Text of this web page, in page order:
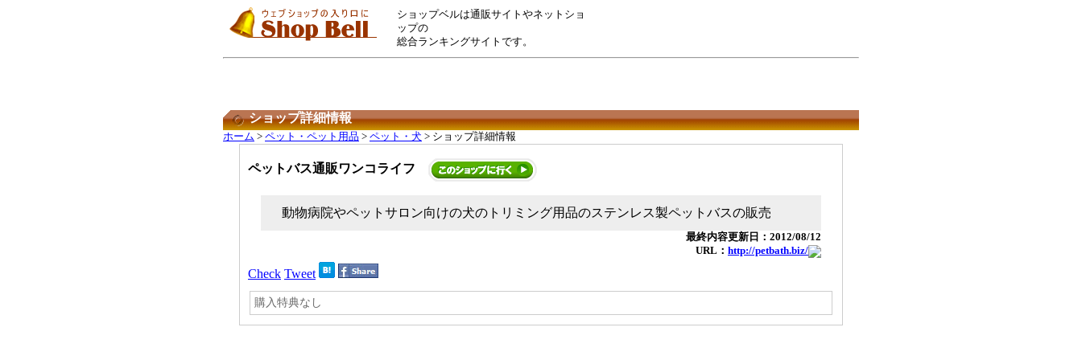
ショップベルは通販サイトやネットショ
ップの
総合ランキングサイトです。
ショップ詳細情報
ホーム > ペット・ペット用品 > ペット・犬 > ショップ詳細情報
ペットバス通販ワンコライフ
動物病院やペットサロン向けの犬のトリミング用品のステンレス製ペットバスの販売
最終内容更新日：2012/08/12
URL： http://petbath.biz/
Check Tweet
購入特典なし